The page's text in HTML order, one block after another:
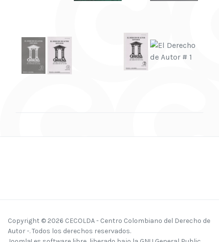
Copyright © 2026 CECOLDA - Centro Colombiano del Derecho de
Autor -. Todos los derechos reservados.